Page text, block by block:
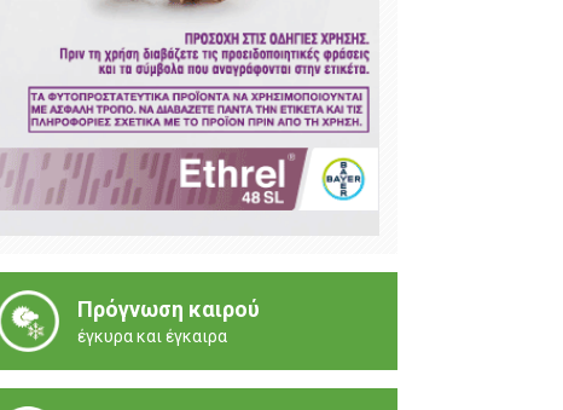
Πρόγνωση καιρού
έγκυρα και έγκαιρα